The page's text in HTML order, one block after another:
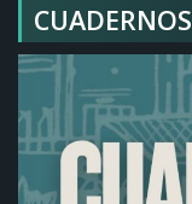
CUADERNOS